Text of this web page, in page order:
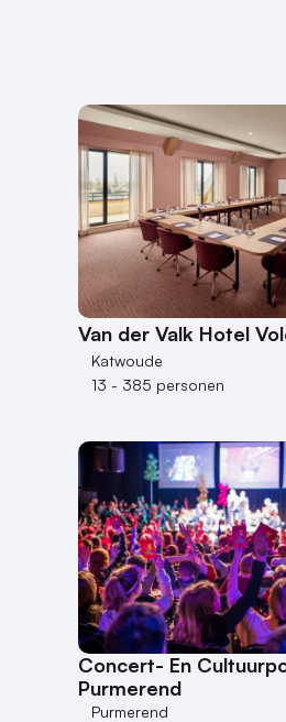
Van der Valk Hotel
Katwoude
13 - 385 personen
Concert- En
Purmerend
Purmerend